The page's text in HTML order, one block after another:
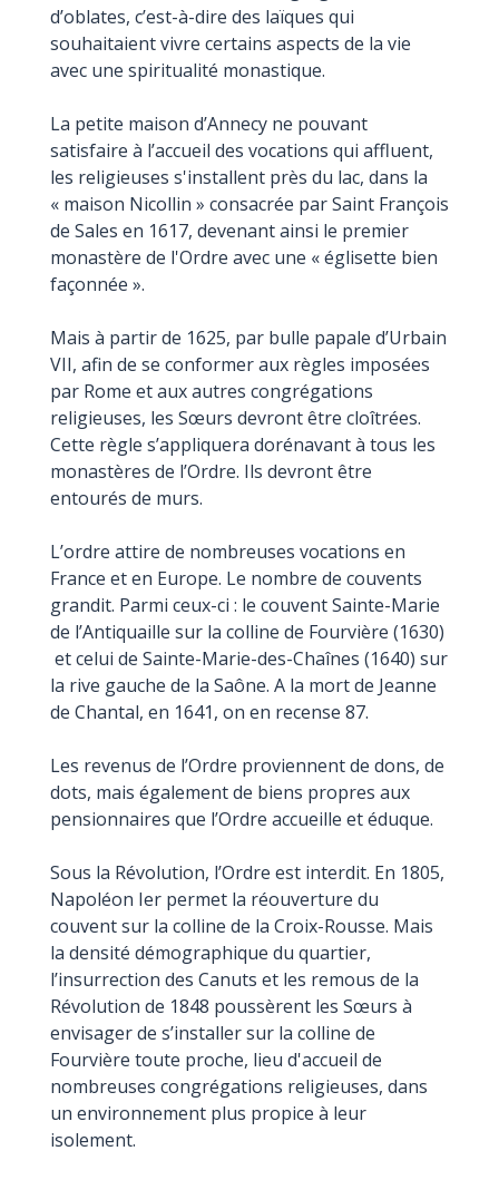
d’oblates, c’est-à-dire des laïques qui
souhaitaient vivre certains aspects de la vie
avec une spiritualité monastique.
La petite maison d’Annecy ne pouvant
satisfaire à l’accueil des vocations qui affluent,
les religieuses s'installent près du lac, dans la
« maison Nicollin » consacrée par Saint François
de Sales en 1617, devenant ainsi le premier
monastère de l'Ordre avec une « églisette bien
façonnée ».
Mais à partir de 1625, par bulle papale d’Urbain
VII, afin de se conformer aux règles imposées
par Rome et aux autres congrégations
religieuses, les Sœurs devront être cloîtrées.
Cette règle s’appliquera dorénavant à tous les
monastères de l’Ordre. Ils devront être
entourés de murs.
L’ordre attire de nombreuses vocations en
France et en Europe. Le nombre de couvents
grandit. Parmi ceux-ci : le couvent Sainte-Marie
de l’Antiquaille sur la colline de Fourvière (1630)
et celui de Sainte-Marie-des-Chaînes (1640) sur
la rive gauche de la Saône. A la mort de Jeanne
de Chantal, en 1641, on en recense 87.
Les revenus de l’Ordre proviennent de dons, de
dots, mais également de biens propres aux
pensionnaires que l’Ordre accueille et éduque.
Sous la Révolution, l’Ordre est interdit. En 1805,
Napoléon Ier permet la réouverture du
couvent sur la colline de la Croix-Rousse. Mais
la densité démographique du quartier,
l’insurrection des Canuts et les remous de la
Révolution de 1848 poussèrent les Sœurs à
envisager de s’installer sur la colline de
Fourvière toute proche, lieu d'accueil de
nombreuses congrégations religieuses, dans
un environnement plus propice à leur
isolement.